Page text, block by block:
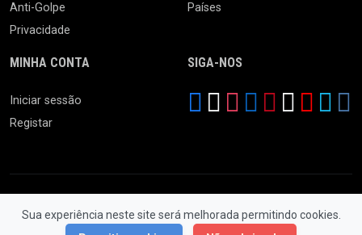
Sua experiência neste site será melhorada permitindo cookies.
Anti-Golpe
Privacidade
Países
MINHA CONTA
Iniciar sessão
Registar
SIGA-NOS
© 2026 Feira da Ladra. Todos os Direitos Reservados.